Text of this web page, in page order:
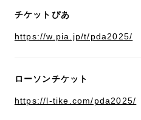
チケットぴあ
https://w.pia.jp/t/pda2025/
ローソンチケット
https://l-tike.com/pda2025/